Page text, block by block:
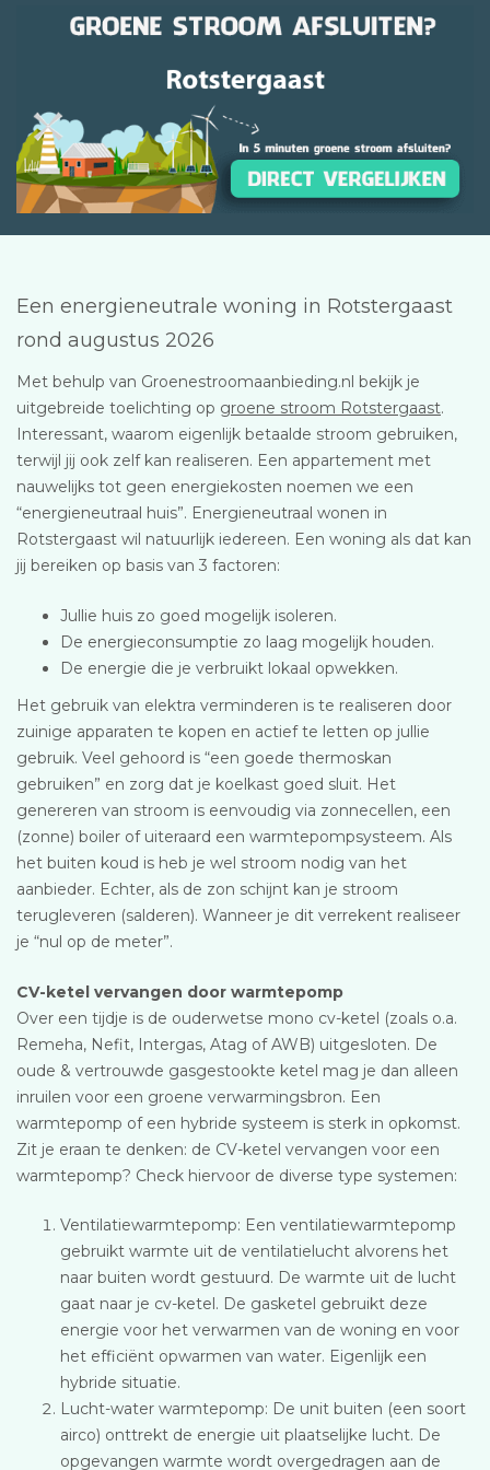
Een energieneutrale woning in Rotstergaast
rond augustus 2026
Met behulp van Groenestroomaanbieding.nl bekijk je
uitgebreide toelichting op groene stroom Rotstergaast.
Interessant, waarom eigenlijk betaalde stroom gebruiken,
terwijl jij ook zelf kan realiseren. Een appartement met
nauwelijks tot geen energiekosten noemen we een
“energieneutraal huis”. Energieneutraal wonen in
Rotstergaast wil natuurlijk iedereen. Een woning als dat kan
jij bereiken op basis van 3 factoren:
Jullie huis zo goed mogelijk isoleren.
De energieconsumptie zo laag mogelijk houden.
De energie die je verbruikt lokaal opwekken.
Het gebruik van elektra verminderen is te realiseren door
zuinige apparaten te kopen en actief te letten op jullie
gebruik. Veel gehoord is “een goede thermoskan
gebruiken” en zorg dat je koelkast goed sluit. Het
genereren van stroom is eenvoudig via zonnecellen, een
(zonne) boiler of uiteraard een warmtepompsysteem. Als
het buiten koud is heb je wel stroom nodig van het
aanbieder. Echter, als de zon schijnt kan je stroom
terugleveren (salderen). Wanneer je dit verrekent realiseer
je “nul op de meter”.
CV-ketel vervangen door warmtepomp
Over een tijdje is de ouderwetse mono cv-ketel (zoals o.a.
Remeha, Nefit, Intergas, Atag of AWB) uitgesloten. De
oude & vertrouwde gasgestookte ketel mag je dan alleen
inruilen voor een groene verwarmingsbron. Een
warmtepomp of een hybride systeem is sterk in opkomst.
Zit je eraan te denken: de CV-ketel vervangen voor een
warmtepomp? Check hiervoor de diverse type systemen:
Ventilatiewarmtepomp: Een ventilatiewarmtepomp
gebruikt warmte uit de ventilatielucht alvorens het
naar buiten wordt gestuurd. De warmte uit de lucht
gaat naar je cv-ketel. De gasketel gebruikt deze
energie voor het verwarmen van de woning en voor
het efficiënt opwarmen van water. Eigenlijk een
hybride situatie.
Lucht-water warmtepomp: De unit buiten (een soort
airco) onttrekt de energie uit plaatselijke lucht. De
opgevangen warmte wordt overgedragen aan de